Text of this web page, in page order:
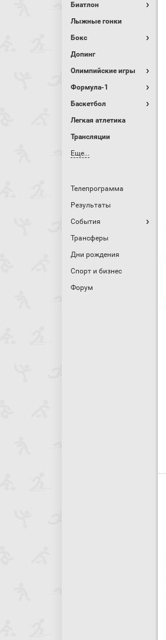
Биатлон
Лыжные гонки
Бокс
Допинг
Олимпийские игры
Формула-1
Баскетбол
Легкая атлетика
Трансляции
Еще...
Телепрограмма
Результаты
События
Трансферы
Дни рождения
Спорт и бизнес
Форум